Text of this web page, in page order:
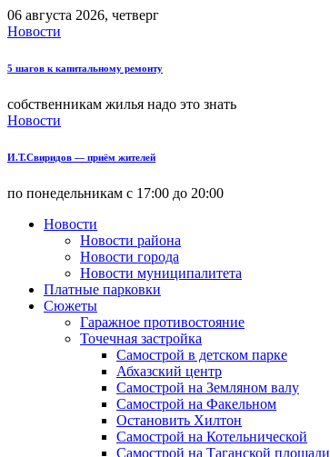
06 августа 2026, четверг
Новости
5 шагов к капитальному ремонту
собственникам жилья надо это знать
Новости
И.Т.Свиридов — приём жителей
по понедельникам с 17:00 до 20:00
Новости
Новости района
Новости города
Новости муниципалитета
Платные парковки
Сюжеты
Гаражное противостояние
Точечная застройка
Самострой в детском парке
Абхазский центр
Самострой на Земляном валу
Самострой на Факельном
Остановить Хилтон
Самострой на Котельнической
Самострой на Таганской площади